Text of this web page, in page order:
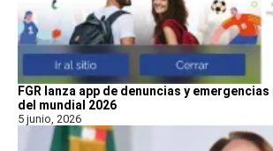
FGR lanza app de denuncias y
del mundial 2026
5 junio, 2026